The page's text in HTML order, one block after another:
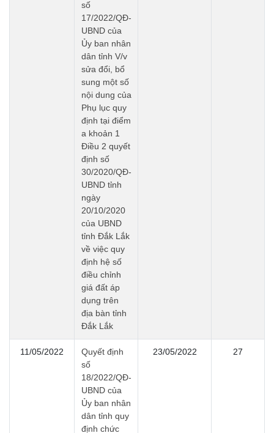
số
17/2022/QĐ-
UBND của
Ủy ban nhân
dân tỉnh V/v
sửa đổi, bổ
sung một số
nội dung của
Phụ lục quy
định tại điểm
a khoản 1
Điều 2 quyết
định số
30/2020/QĐ-
UBND tỉnh
ngày
20/10/2020
của UBND
tỉnh Đắk Lắk
về việc quy
định hệ số
điều chỉnh
giá đất áp
dụng trên
địa bàn tỉnh
Đắk Lắk
11/05/2022
Quyết định
số
18/2022/QĐ-
UBND của
Ủy ban nhân
dân tỉnh quy
định chức
23/05/2022 27